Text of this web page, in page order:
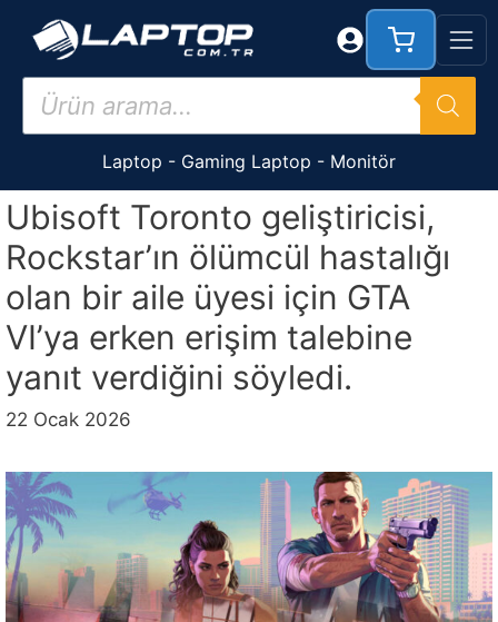
Products
search
Laptop - Gaming Laptop - Monitör
Ubisoft Toronto geliştiricisi,
Rockstar’ın ölümcül hastalığı
olan bir aile üyesi için GTA
VI’ya erken erişim talebine
yanıt verdiğini söyledi.
22 Ocak 2026